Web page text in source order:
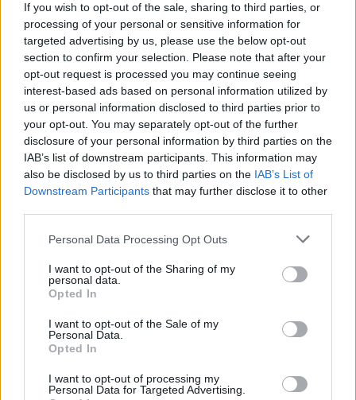
If you wish to opt-out of the sale, sharing to third parties, or
processing of your personal or sensitive information for
targeted advertising by us, please use the below opt-out
section to confirm your selection. Please note that after your
opt-out request is processed you may continue seeing
interest-based ads based on personal information utilized by
us or personal information disclosed to third parties prior to
your opt-out. You may separately opt-out of the further
disclosure of your personal information by third parties on the
IAB’s list of downstream participants. This information may
also be disclosed by us to third parties on the IAB’s List of
Downstream Participants that may further disclose it to other
Please note that this website/app uses one or more Google
not limited to your visit or usage behaviour. You may click to
grant or deny consent to Google and its third-party tags to
use your data for below specified purposes in below Google
consent section.
Personal Data Processing Opt Outs
I want to opt-out of the Sharing of my
personal data.
Opted In
I want to opt-out of the Sale of my
Personal Data.
Opted In
I want to opt-out of processing my
Personal Data for Targeted Advertising.